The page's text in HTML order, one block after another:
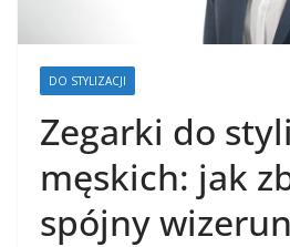
DO STYLIZACJI
Zegarki do
męskich: jak
spójny